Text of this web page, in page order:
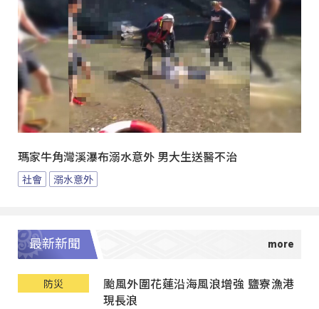
瑪家牛角灣溪瀑布溺水意外 男大生送醫不治
社會 溺水意外
最新新聞
防災
颱風外圍花蓮沿海風浪增強 鹽寮漁港
現長浪